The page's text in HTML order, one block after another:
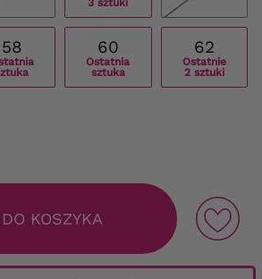
3 sztuki
58 60
Ostatnia
sztuka
62
Ostatnie
2 sztuki
KOSZYKA